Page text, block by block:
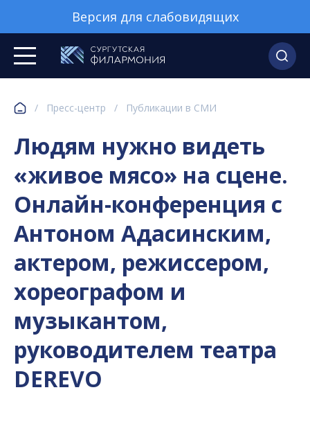
Версия для слабовидящих
/ Пресс-центр / Публикации в СМИ
Людям нужно видеть
«живое мясо» на сцене.
Онлайн-конференция с
Антоном Адасинским,
актером, режиссером,
хореографом и
музыкантом,
руководителем театра
DEREVO